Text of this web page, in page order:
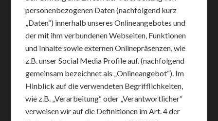
personenbezogenen Daten (nachfolgend kurz
„Daten“) innerhalb unseres Onlineangebotes und
der mit ihm verbundenen Webseiten, Funktionen
und Inhalte sowie externen Onlinepräsenzen, wie
z.B. unser Social Media Profile auf. (nachfolgend
gemeinsam bezeichnet als „Onlineangebot“). Im
Hinblick auf die verwendeten Begrifflichkeiten,
wie z.B. „Verarbeitung“ oder „Verantwortlicher“
verweisen wir auf die Definitionen im Art. 4 der